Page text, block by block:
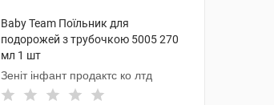
Baby Team Поїльник для
подорожей з трубочкою 5005 270
мл 1 шт
Зеніт інфант продактс ко лтд